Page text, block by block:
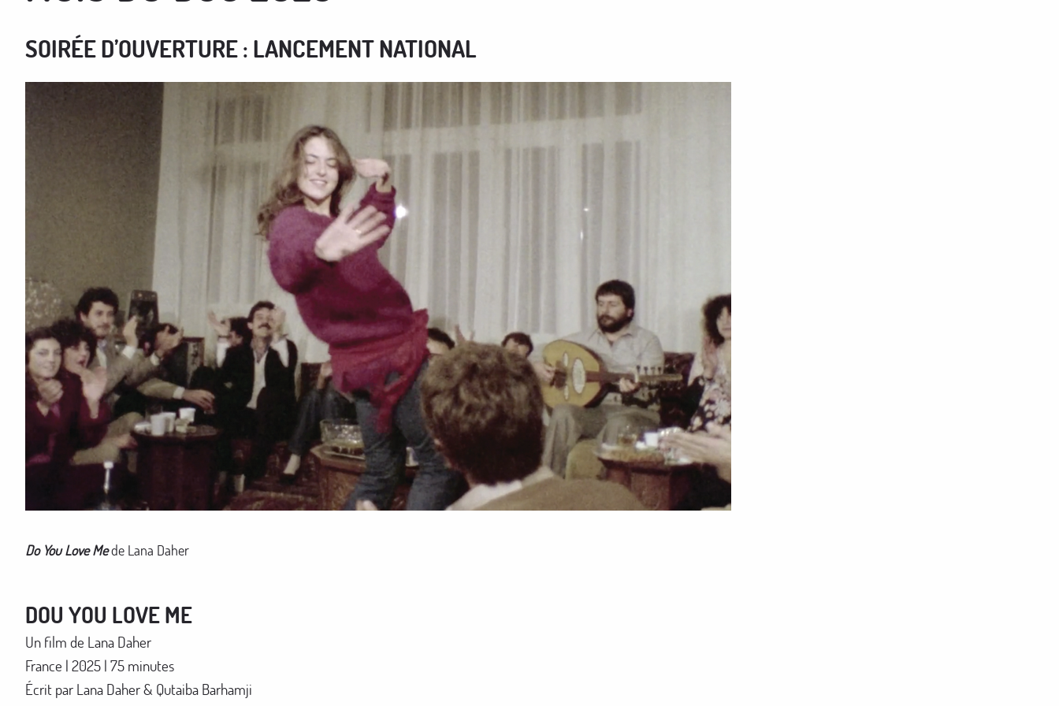
SOIRÉE D’OUVERTURE : LANCEMENT NATIONAL
Do You Love Mede Lana Daher
DOU YOU LOVE ME
Un film de Lana Daher
France | 2025 | 75 minutes
Écrit par Lana Daher & Qutaiba Barhamji